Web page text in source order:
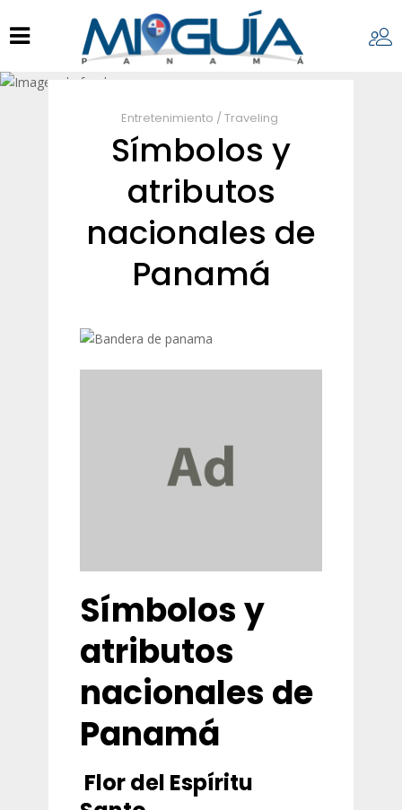
Entretenimiento /Traveling
Símbolos y
atributos
nacionales de
Panamá
Símbolos y
atributos
nacionales de
Panamá
Flor del Espíritu